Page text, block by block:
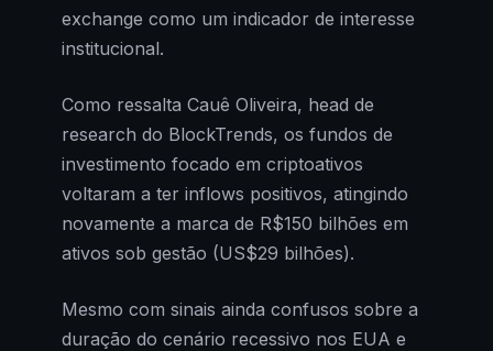
exchange como um indicador de interesse
institucional.
Como ressalta Cauê Oliveira, head de
research do BlockTrends, os fundos de
investimento focado em criptoativos
voltaram a ter inflows positivos, atingindo
novamente a marca de R$150 bilhões em
ativos sob gestão (US$29 bilhões).
Mesmo com sinais ainda confusos sobre a
duração do cenário recessivo nos EUA e